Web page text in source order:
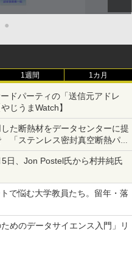
●
1週間 1カ月
ドパーティの「送信元アドレ
じうまWatch】
た断熱材をデータセンターに提
ステンレス密封真空断熱パネ
日、Jon Postel氏から村井純氏
で悩む大学教員たち。留年・落
めのデータサイエンス入門」リ